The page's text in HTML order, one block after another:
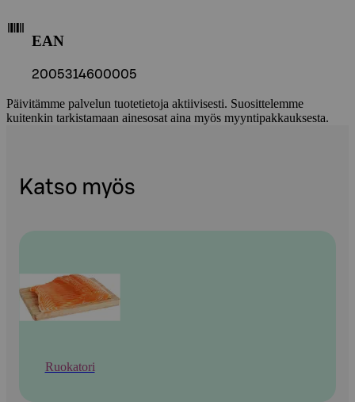
EAN
2005314600005
Päivitämme palvelun tuotetietoja aktiivisesti. Suosittelemme
kuitenkin tarkistamaan ainesosat aina myös myyntipakkauksesta.
Katso myös
Ruokatori